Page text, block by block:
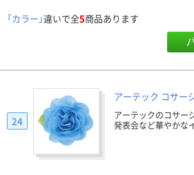
「カラー」違いで全5商品あります
アーテック コサー
アーテックのコサージ
発表会など華やかな
24